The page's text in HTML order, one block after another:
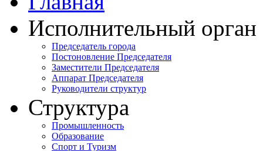
Исполнительный орган
Председатель города
Постоновление Председателя
Заместители Председателя
Аппарат Председателя
Руководители структур
Структура
Промышленность
Образование
Спорт и Туризм